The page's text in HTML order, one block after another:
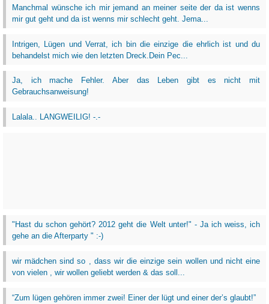
Manchmal wünsche ich mir jemand an meiner seite der da ist wenns
mir gut geht und da ist wenns mir schlecht geht. Jema...
Intrigen, Lügen und Verrat, ich bin die einzige die ehrlich ist und du
behandelst mich wie den letzten Dreck.Dein Pec...
Ja, ich mache Fehler. Aber das Leben gibt es nicht mit
Gebrauchsanweisung!
Lalala.. LANGWEILIG! -.-
"Hast du schon gehört? 2012 geht die Welt unter!" - Ja ich weiss, ich
gehe an die Afterparty " :-)
wir mädchen sind so , dass wir die einzige sein wollen und nicht eine
von vielen , wir wollen geliebt werden & das soll...
“Zum lügen gehören immer zwei! Einer der lügt und einer der’s glaubt!”